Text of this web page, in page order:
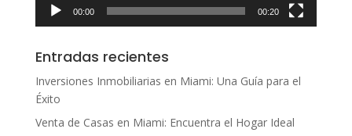
00:00 00:20
Entradas recientes
Inversiones Inmobiliarias en Miami: Una Guía para el
Éxito
Venta de Casas en Miami: Encuentra el Hogar Ideal